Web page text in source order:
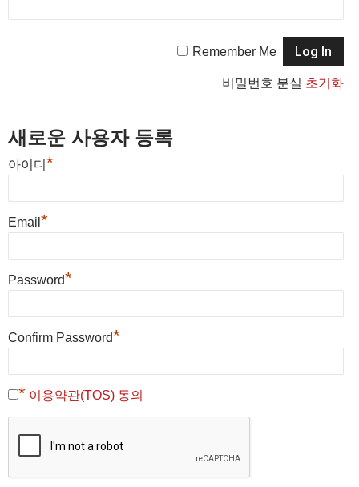
Remember Me
비밀번호 분실 초기화
새로운 사용자 등록
아이디 *
Email *
Password*
Confirm Password*
* 이용약관(TOS) 동의